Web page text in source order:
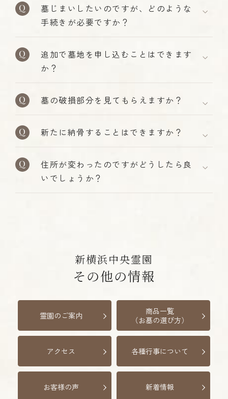
墓じまいしたいのですが、どのような
手続きが必要ですか？
追加で墓地を申し込むことはできます
か？
墓の破損部分を見てもらえますか？
新たに納骨することはできますか？
住所が変わったのですがどうしたら良
いでしょうか？
新横浜中央霊園
その他の情報
霊園のご案内
商品一覧
（お墓の選び方）
アクセス 各種行事について
お客様の声 新着情報